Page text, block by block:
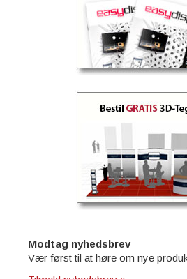
Modtag nyhedsbrev
Vær først til at høre om nye